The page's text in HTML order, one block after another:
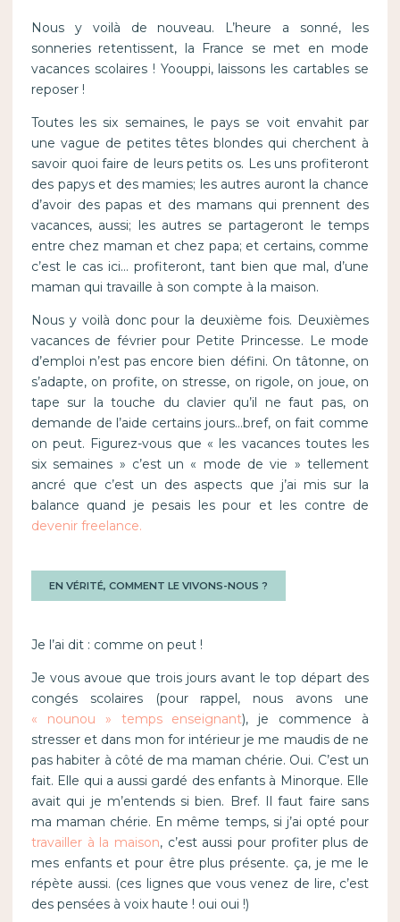
Nous y voilà de nouveau. L’heure a sonné, les
sonneries retentissent, la France se met en mode
vacances scolaires ! Yoouppi, laissons les cartables se
reposer !
Toutes les six semaines, le pays se voit envahit par
une vague de petites têtes blondes qui cherchent à
savoir quoi faire de leurs petits os. Les uns profiteront
des papys et des mamies; les autres auront la chance
d’avoir des papas et des mamans qui prennent des
vacances, aussi; les autres se partageront le temps
entre chez maman et chez papa; et certains, comme
c’est le cas ici… profiteront, tant bien que mal, d’une
maman qui travaille à son compte à la maison.
Nous y voilà donc pour la deuxième fois. Deuxièmes
vacances de février pour Petite Princesse. Le mode
d’emploi n’est pas encore bien défini. On tâtonne, on
s’adapte, on profite, on stresse, on rigole, on joue, on
tape sur la touche du clavier qu’il ne faut pas, on
demande de l’aide certains jours…bref, on fait comme
on peut. Figurez-vous que « les vacances toutes les
six semaines » c’est un « mode de vie » tellement
ancré que c’est un des aspects que j’ai mis sur la
balance quand je pesais les pour et les contre de
devenir freelance.
EN VÉRITÉ, COMMENT LE VIVONS-NOUS ?
Je l’ai dit : comme on peut !
Je vous avoue que trois jours avant le top départ des
congés scolaires (pour rappel, nous avons une
« nounou » temps enseignant), je commence à
stresser et dans mon for intérieur je me maudis de ne
pas habiter à côté de ma maman chérie. Oui. C’est un
fait. Elle qui a aussi gardé des enfants à Minorque. Elle
avait qui je m’entends si bien. Bref. Il faut faire sans
ma maman chérie. En même temps, si j’ai opté pour
travailler à la maison, c’est aussi pour profiter plus de
mes enfants et pour être plus présente. ça, je me le
répète aussi. (ces lignes que vous venez de lire, c’est
des pensées à voix haute ! oui oui !)